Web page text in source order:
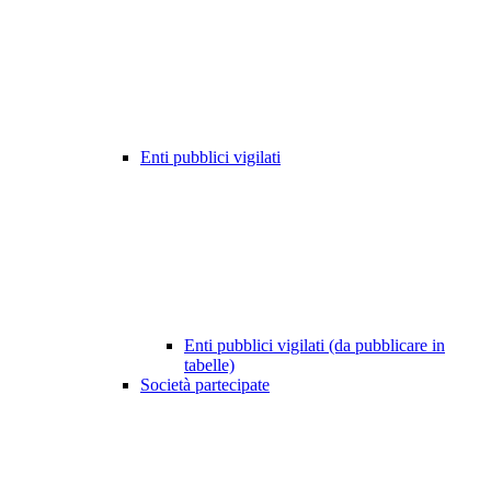
Enti pubblici vigilati
Enti pubblici vigilati (da pubblicare in
tabelle)
Società partecipate